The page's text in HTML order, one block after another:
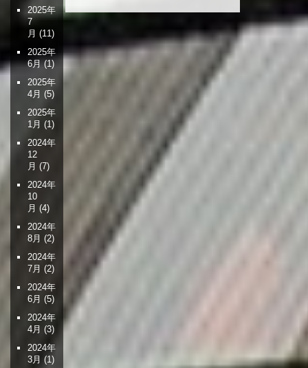
ー
ョ
2025年
7
月 (11)
2025年
6月(1)
2025年
4月 (5)
2025年
1月 (1)
2024年
12
月 (7)
2024年
10
月 (4)
2024年
8月 (2)
2024年
7月 (2)
2024年
6月 (5)
2024年
4月 (3)
2024年
3月 (1)